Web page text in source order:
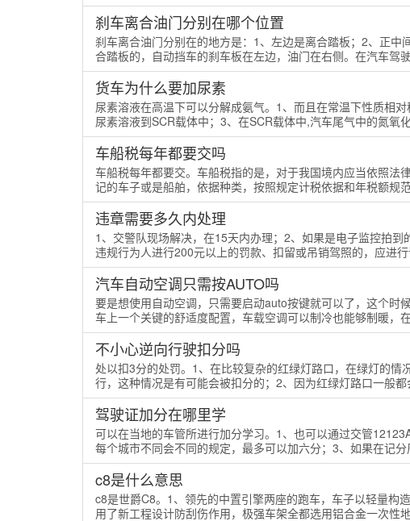
刹车离合油门分别在哪个位置
刹车离合油门分别在的地方是：1、左边是离合踏板；2、正
合踏板的，自动挡车的刹车板在左边，油门在右侧。在汽车驾
货车为什么要加尿素
尿素溶液在高温下可以分解成氨气。1、而且在常温下性质相
尿素溶液到SCR载体中；3、在SCR载体中,汽车尾气中的氮氧
车船税每年都要交吗
车船税每年都要交。车船税指的是，对于我国境内应当依照法
记的车子或是船舶，依据种类，按照规定计税依据和年税额规
违章需要多久内处理
1、交警队现场解决，在15天内办理；2、如果是电子监控拍
违规行为人进行200元以上的罚款、扣留或吊销驾照的，应进
汽车自动空调只需按AUTO吗
要是想使用自动空调，只需要启动auto按键就可以了，这个时
车上一个关键的舒适度配置，车载空调可以制冷也能够制暖，
不小心逆向行驶扣分吗
处以扣3分的处罚。1、在比较复杂的红绿灯路口，在绿灯的
行，这种情况是有可能会被扣分的；2、因为红绿灯路口一般
驾驶证加分在哪里学
可以在当地的车管所进行加分学习。1、也可以通过交管
每个城市不同会不同的规定，最多可以加六分；3、如果在记
c8是什么意思
c8是世爵C8。1、领先的中置引擎两座的跑车，车子以轻量构
用了新工程设计防刮伤作用，极强车架全都选用铝合金一次性